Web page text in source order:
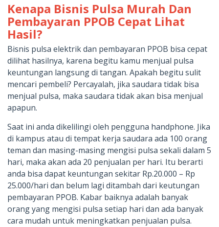
Kenapa Bisnis Pulsa Murah Dan
Pembayaran PPOB Cepat Lihat
Hasil?
Bisnis pulsa elektrik dan pembayaran PPOB bisa cepat
dilihat hasilnya, karena begitu kamu menjual pulsa
keuntungan langsung di tangan. Apakah begitu sulit
mencari pembeli? Percayalah, jika saudara tidak bisa
menjual pulsa, maka saudara tidak akan bisa menjual
apapun.
Saat ini anda dikelilingi oleh pengguna handphone. Jika
di kampus atau di tempat kerja saudara ada 100 orang
teman dan masing-masing mengisi pulsa sekali dalam 5
hari, maka akan ada 20 penjualan per hari. Itu berarti
anda bisa dapat keuntungan sekitar Rp.20.000 – Rp
25.000/hari dan belum lagi ditambah dari keutungan
pembayaran PPOB. Kabar baiknya adalah banyak
orang yang mengisi pulsa setiap hari dan ada banyak
cara mudah untuk meningkatkan penjualan pulsa.